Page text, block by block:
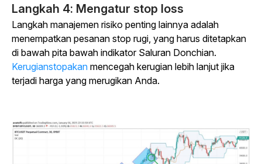
Langkah 4: Mengatur stop loss
Langkah manajemen risiko penting lainnya adalah
menempatkan pesanan stop rugi, yang harus ditetapkan
di bawah pita bawah indikator Saluran Donchian.
Kerugianstopakan mencegah kerugian lebih lanjut jika
terjadi harga yang merugikan Anda.